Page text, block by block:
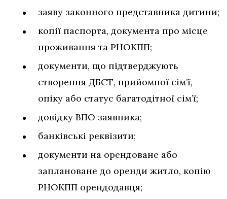
заяву законного представника дитини;
копії паспорта, документа про місце
проживання та РНОКПП;
документи, що підтверджують
створення ДБСТ, прийомної сім’ї,
опіку або статус багатодітної сім’ї;
довідку ВПО заявника;
банківські реквізити;
документи на орендоване або
заплановане до оренди житло, копію
РНОКПП орендодавця;